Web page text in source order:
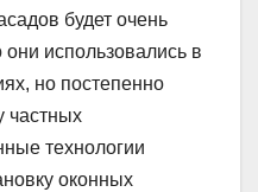
будет очень
использовались в
но постепенно
частных
технологии
оконных